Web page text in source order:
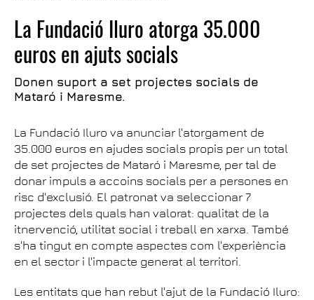
La Fundació Iluro atorga 35.000
euros en ajuts socials
Donen suport a set projectes socials de
Mataró i Maresme.
La Fundació Iluro va anunciar l'atorgament de
35.000 euros en ajudes socials propis per un total
de set projectes de Mataró i Maresme, per tal de
donar impuls a accoins socials per a persones en
risc d'exclusió. El patronat va seleccionar 7
projectes dels quals han valorat: qualitat de la
itnervenció, utilitat social i treball en xarxa. També
s'ha tingut en compte aspectes com l'experiència
en el sector i l'impacte generat al territori.
Les entitats que han rebut l'ajut de la Fundació Iluro: